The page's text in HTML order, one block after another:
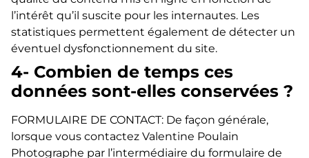
l’intérêt qu’il suscite pour les internautes. Les
statistiques permettent également de détecter un
éventuel dysfonctionnement du site.
4- Combien de temps ces
données sont-elles conservées ?
FORMULAIRE DE CONTACT: De façon générale,
lorsque vous contactez Valentine Poulain
Photographe par l’intermédiaire du formulaire de